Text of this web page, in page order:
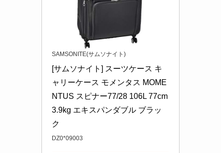
SAMSONITE(サムソナイト)
[サムソナイト] スーツケース キ
ャリーケース モメンタス MOME
NTUS スピナー77/28 106L 77cm
3.9kg エキスパンダブル ブラッ
ク
DZ0*09003